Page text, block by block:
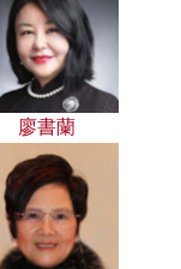
廖書蘭